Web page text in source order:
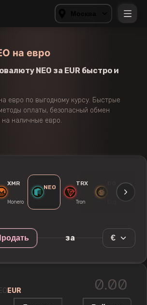
на евро
NEO за EUR быстро и
евро по выгодному курсу. Быстрые
оплаты, безопасный обмен
на наличные евро.
XMR
Monero
NEO
TRX
Tron
DOGE
за €
EUR